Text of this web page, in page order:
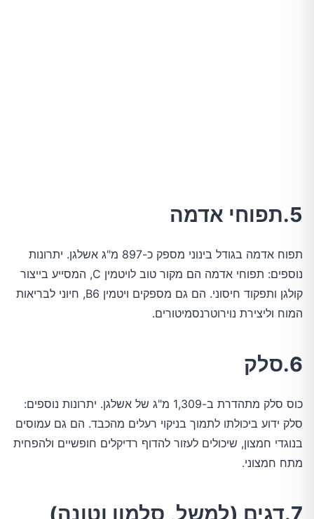
5.תפוחי אדמה
תפוח אדמה בגודל בינוני מספק כ-897 מ"ג אשלגן. יתרונות
נוספים: תפוחי אדמה הם מקור טוב לויטמין C, המסייע בייצור
קולגן ותפקוד חיסוני. הם גם מספקים ויטמין B6, חיוני לבריאות
המוח וליצירת נוירוטרנסמיטורים.
6.סלק
כוס סלק מתהדרת ב-1,309 מ"ג של אשלגן. יתרונות נוספים:
סלק ידוע ביכולתו לתמוך בניקוי רעלים מהכבד. הם גם עמוסים
בנוגדי חמצון, שיכולים לעזור להדוף רדיקלים חופשיים ולהפחית
מתח חמצוני.
7.דגים (למשל, סלמון וטונה)